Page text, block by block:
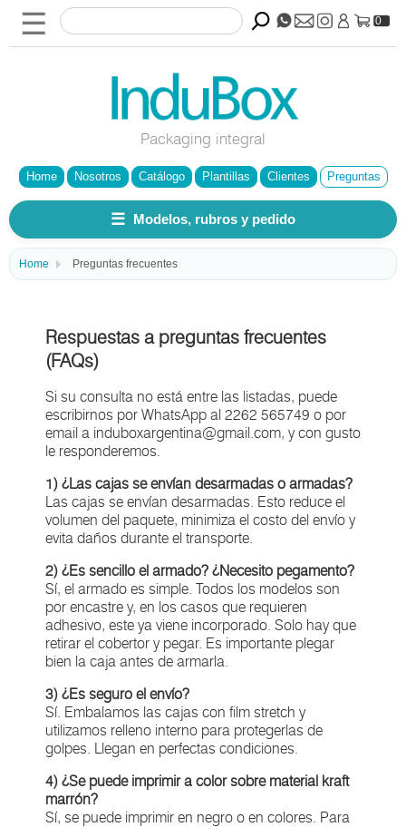
☰
Packaging integral
0
Home Nosotros Catálogo Plantillas Clientes Preguntas
☰ Modelos, rubros y pedido
Home Preguntas frecuentes
Respuestas a preguntas frecuentes
(FAQs)
Si su consulta no está entre las listadas, puede
escribirnos por WhatsApp al 2262 565749 o por
email a induboxargentina@gmail.com, y con gusto
le responderemos.
1) ¿Las cajas se envían desarmadas o armadas?
Las cajas se envían desarmadas. Esto reduce el
volumen del paquete, minimiza el costo del envío y
evita daños durante el transporte.
2) ¿Es sencillo el armado? ¿Necesito pegamento?
Sí, el armado es simple. Todos los modelos son
por encastre y, en los casos que requieren
adhesivo, este ya viene incorporado. Solo hay que
retirar el cobertor y pegar. Es importante plegar
bien la caja antes de armarla.
3) ¿Es seguro el envío?
Sí. Embalamos las cajas con film stretch y
utilizamos relleno interno para protegerlas de
golpes. Llegan en perfectas condiciones.
4) ¿Se puede imprimir a color sobre material kraft
marrón?
Sí, se puede imprimir en negro o en colores. Para